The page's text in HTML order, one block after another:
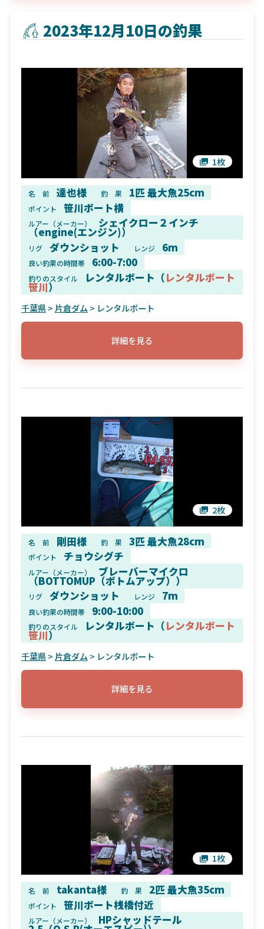
2023年12月10日の釣果
1枚
名 前 達也様 釣 果 1匹 最大魚25cm
ポイント 笹川ボート横
ルアー（メーカー） シェイクロー２インチ
（engine(エンジン)）
リグ ダウンショット レンジ 6m
良い釣果の時間帯 6:00-7:00
釣りのスタイル レンタルボート（レンタルボート
笹川）
千葉県> 片倉ダム > レンタルボート
詳細を見る
2枚
名 前 剛田様 釣 果 3匹 最大魚28cm
ポイント チョウシグチ
ルアー（メーカー） ブレーバーマイクロ
（BOTTOMUP（ボトムアップ））
リグ ダウンショット レンジ 7m
良い釣果の時間帯 9:00-10:00
釣りのスタイル レンタルボート（レンタルボート
笹川）
千葉県> 片倉ダム > レンタルボート
詳細を見る
1枚
名 前 takanta様 釣 果 2匹 最大魚35cm
ポイント 笹川ボート桟橋付近
ルアー（メーカー） HPシャッドテール